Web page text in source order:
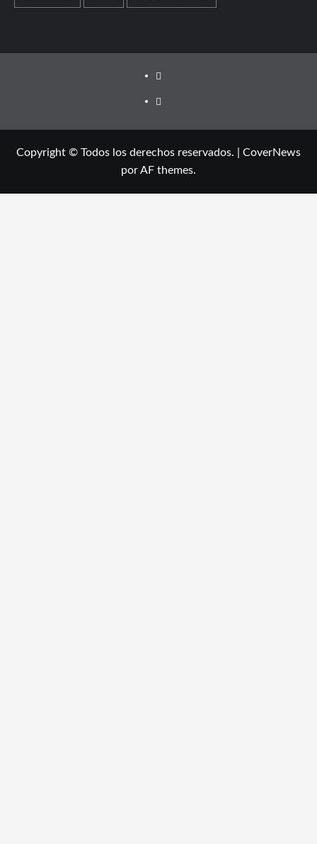
FB
TW
Copyright © Todos los derechos reservados.
CoverNews
por AF themes.